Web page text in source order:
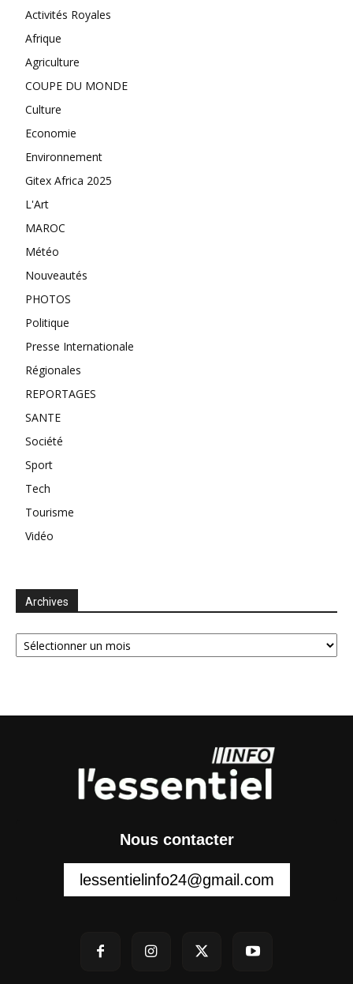
Activités Royales
Afrique
Agriculture
COUPE DU MONDE
Culture
Economie
Environnement
Gitex Africa 2025
L'Art
MAROC
Météo
Nouveautés
PHOTOS
Politique
Presse Internationale
Régionales
REPORTAGES
SANTE
Société
Sport
Tech
Tourisme
Vidéo
Archives
Archives
Nous contacter
lessentielinfo24@gmail.com